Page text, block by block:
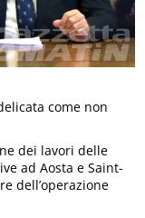
come non
dei lavori delle
ad Aosta e Saint-
dell’operazione